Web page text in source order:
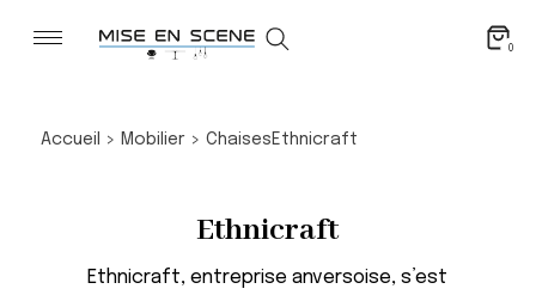
0
Accueil > Mobilier> Chaises Ethnicraft
Ethnicraft
Ethnicraft, entreprise anversoise, s’est